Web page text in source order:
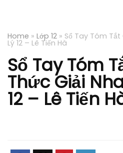
Home » Lớp 12 » Sổ Tay Tóm
Lý 12 – Lê Tiến Hà
Sổ Tay Tóm
Thức Giải
12 – Lê Tiến